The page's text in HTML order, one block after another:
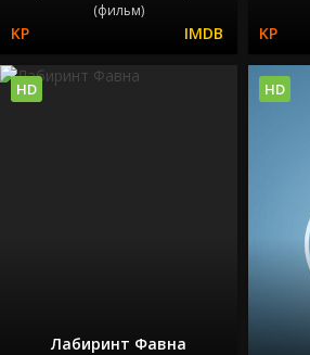
(фильм)
Лабиринт Фавна
HD HD